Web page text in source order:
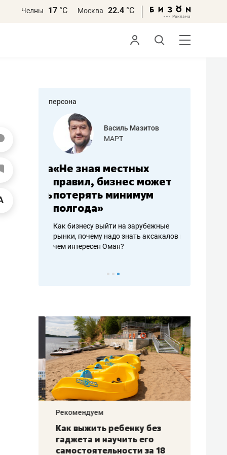
Челны 17 °С Москва 22.4 °С
персона
работа
Василь Мазитов
МАРТ
«Не зная местных
правил, бизнес может
потерять минимум
полгода»
Как бизнесу выйти на зарубежные
рынки, почему надо знать аксакалов и
чем интересен Оман?
–
Рекомендуем
Как выжить ребенку без
гаджета и научить его
самостоятельности за 18